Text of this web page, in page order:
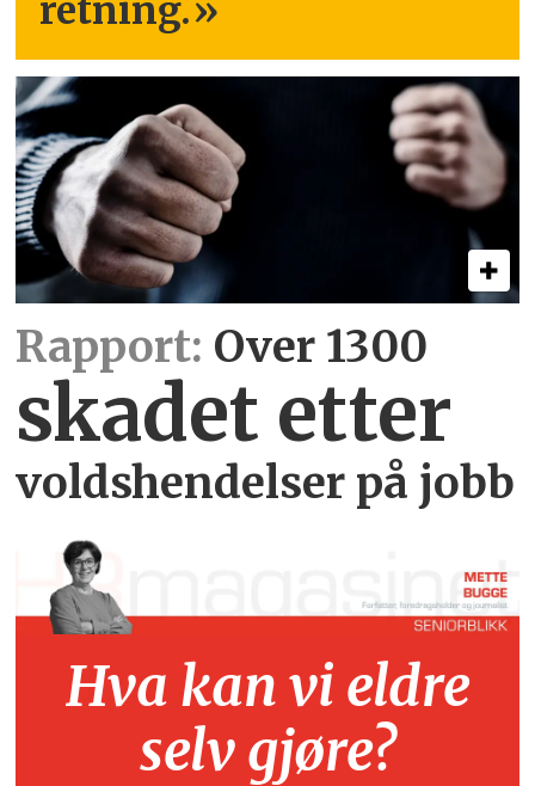
retning.»
Rapport: Over 1300
skadet etter
voldshendelser på jobb
Hva kan vi eldre
selv gjøre?